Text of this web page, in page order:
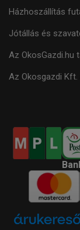
Házhoszállítás
Jótállás és
Az OkosGazdi.hu
Az Okosgazdi